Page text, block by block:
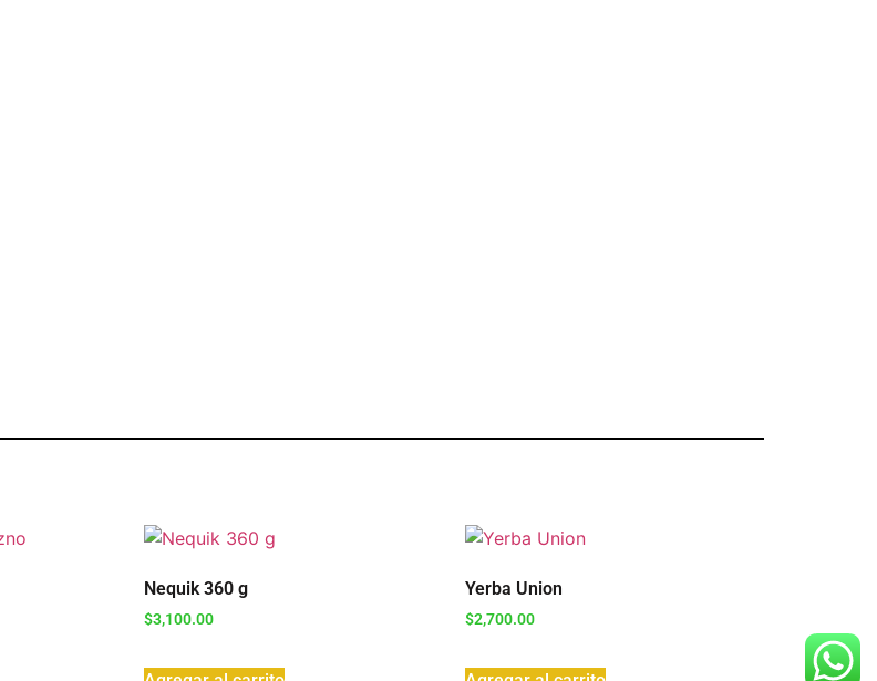
Nequik 360 g
$3,100.00
Yerba Union
$2,700.00